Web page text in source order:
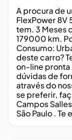
A procura de
FlexPower 8V
tem. 3 Meses
179000 km.
Consumo:
deste carro?
on-line pronta
dúvidas de
através do
se preferir,
Campos
São Paulo . Te